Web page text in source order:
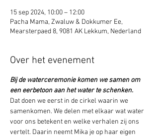
15 sep 2024, 10:00 – 12:00
Pacha Mama, Zwaluw & Dokkumer Ee,
Mearsterpaed 8, 9081 AK Lekkum, Nederland
Over het evenement
Bij de waterceremonie komen we samen om
een eerbetoon aan het water te schenken.
Dat doen we eerst in de cirkel waarin we
samenkomen. We delen met elkaar wat water
voor ons betekent en welke verhalen zij ons
vertelt. Daarin neemt Mika je op haar eigen